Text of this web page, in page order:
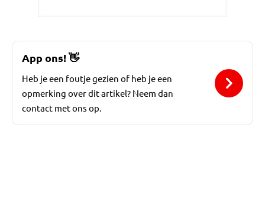
App ons!👋
Heb je een foutje gezien of heb je een
opmerking over dit artikel? Neem dan
contact met ons op.